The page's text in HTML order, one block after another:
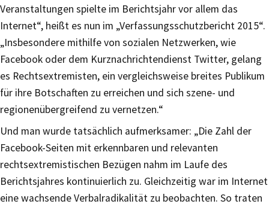
Veranstaltungen spielte im Berichtsjahr vor allem das
Internet“, heißt es nun im „Verfassungsschutzbericht 2015“.
„Insbesondere mithilfe von sozialen Netzwerken, wie
Facebook oder dem Kurznachrichtendienst Twitter, gelang
es Rechtsextremisten, ein vergleichsweise breites Publikum
für ihre Botschaften zu erreichen und sich szene- und
regionenübergreifend zu vernetzen.“
Und man wurde tatsächlich aufmerksamer: „Die Zahl der
Facebook-Seiten mit erkennbaren und relevanten
rechtsextremistischen Bezügen nahm im Laufe des
Berichtsjahres kontinuierlich zu. Gleichzeitig war im Internet
eine wachsende Verbalradikalität zu beobachten. So traten